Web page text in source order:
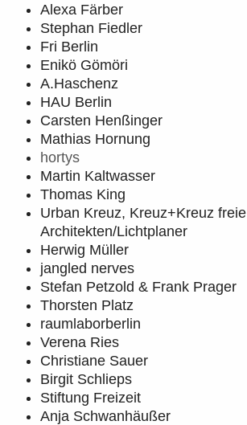
Alexa Färber
Stephan Fiedler
Fri Berlin
Enikö Gömöri
A.Haschenz
HAU Berlin
Carsten Henßinger
Mathias Hornung
hortys
Martin Kaltwasser
Thomas King
Urban Kreuz, Kreuz+Kreuz freie
Architekten/Lichtplaner
Herwig Müller
jangled nerves
Stefan Petzold & Frank Prager
Thorsten Platz
raumlaborberlin
Verena Ries
Christiane Sauer
Birgit Schlieps
Stiftung Freizeit
Anja Schwanhäußer